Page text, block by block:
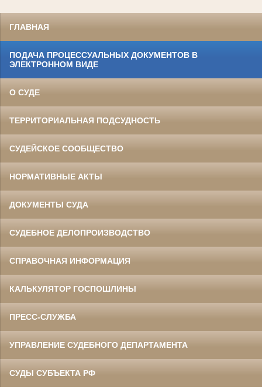
ГЛАВНАЯ
ПОДАЧА ПРОЦЕССУАЛЬНЫХ ДОКУМЕНТОВ В
ЭЛЕКТРОННОМ ВИДЕ
О СУДЕ
ТЕРРИТОРИАЛЬНАЯ ПОДСУДНОСТЬ
СУДЕЙСКОЕ СООБЩЕСТВО
НОРМАТИВНЫЕ АКТЫ
ДОКУМЕНТЫ СУДА
СУДЕБНОЕ ДЕЛОПРОИЗВОДСТВО
СПРАВОЧНАЯ ИНФОРМАЦИЯ
КАЛЬКУЛЯТОР ГОСПОШЛИНЫ
ПРЕСС-СЛУЖБА
УПРАВЛЕНИЕ СУДЕБНОГО ДЕПАРТАМЕНТА
СУДЫ СУБЪЕКТА РФ